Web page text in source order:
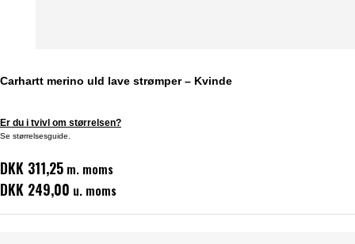
Carhartt merino uld lave strømper – Kvinde
Er du i tvivl om størrelsen?
Se størrelsesguide.
DKK 311,25 m. moms
DKK 249,00 u. moms